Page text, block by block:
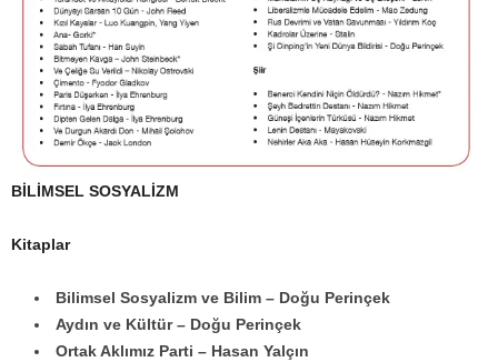
BİLİMSEL SOSYALİZM
Kitaplar
Bilimsel Sosyalizm ve Bilim – Doğu Perinçek
Aydın ve Kültür – Doğu Perinçek
Ortak Aklımız Parti – Hasan Yalçın